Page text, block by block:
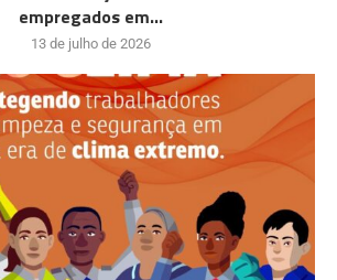
empregados em...
13 de julho de 2026